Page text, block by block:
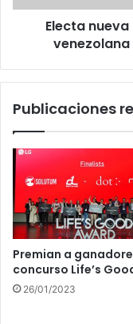
para
Electa
venezolana
Publicaciones
Premian a
concurso Life’s
26/01/2023